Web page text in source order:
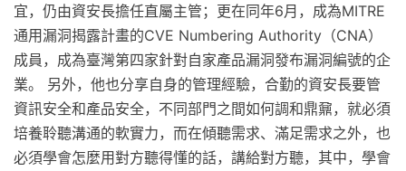
宜，仍由資安長擔任直屬主管；更在同年6月，成為MITRE
通用漏洞揭露計畫的CVE Numbering Authority（CNA）
成員，成為臺灣第四家針對自家產品漏洞發布漏洞編號的企
業。 另外，他也分享自身的管理經驗，合勤的資安長要管
資訊安全和產品安全，不同部門之間如何調和鼎鼐，就必須
培養聆聽溝通的軟實力，而在傾聽需求、滿足需求之外，也
必須學會怎麼用對方聽得懂的話，講給對方聽，其中，學會